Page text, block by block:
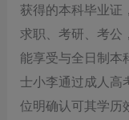
获得的本科毕业证
求职、考研、考公
能享受与全日制本
士小李通过成人高
位明确认可其学历